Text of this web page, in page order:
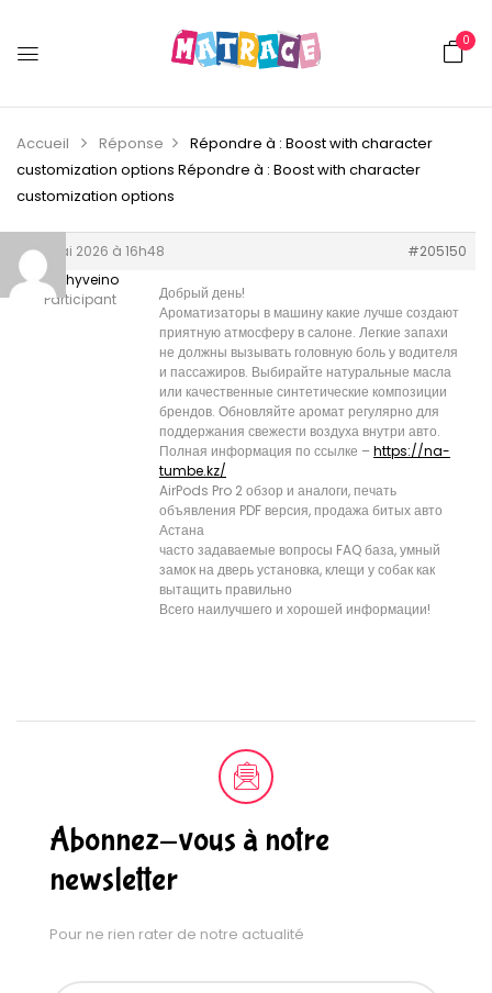
0
Accueil Réponse
Répondre à : Boost with character
customization options Répondre à : Boost with character
customization options
25 mai 2026 à 16h48
#205150
Timothyveino
Participant
Добрый день!
Ароматизаторы в машину какие лучше создают
приятную атмосферу в салоне. Легкие запахи
не должны вызывать головную боль у водителя
и пассажиров. Выбирайте натуральные масла
или качественные синтетические композиции
брендов. Обновляйте аромат регулярно для
поддержания свежести воздуха внутри авто.
Полная информация по ссылке –https://na-
tumbe.kz/
AirPods Pro 2 обзор и аналоги, печать
объявления PDF версия, продажа битых авто
Астана
часто задаваемые вопросы FAQ база, умный
замок на дверь установка, клещи у собак как
вытащить правильно
Всего наилучшего и хорошей информации!
Abonnez-vous à notre
newsletter
Pour ne rien rater de notre actualité